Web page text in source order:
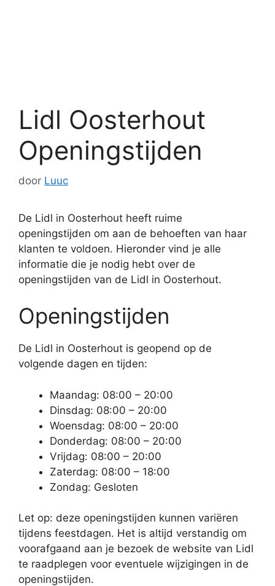
Lidl Oosterhout
Openingstijden
door Luuc
De Lidl in Oosterhout heeft ruime
openingstijden om aan de behoeften van haar
klanten te voldoen. Hieronder vind je alle
informatie die je nodig hebt over de
openingstijden van de Lidl in Oosterhout.
Openingstijden
De Lidl in Oosterhout is geopend op de
volgende dagen en tijden:
Maandag: 08:00 – 20:00
Dinsdag: 08:00 – 20:00
Woensdag: 08:00 – 20:00
Donderdag: 08:00 – 20:00
Vrijdag: 08:00 – 20:00
Zaterdag: 08:00 – 18:00
Zondag: Gesloten
Let op: deze openingstijden kunnen variëren
tijdens feestdagen. Het is altijd verstandig om
voorafgaand aan je bezoek de website van Lidl
te raadplegen voor eventuele wijzigingen in de
openingstijden.